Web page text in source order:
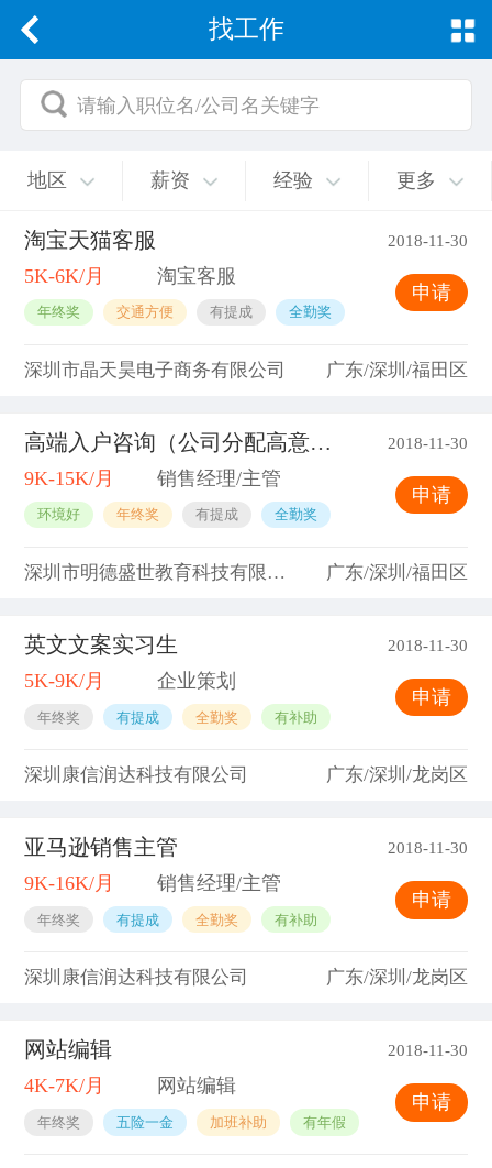
找工作
请输入职位名/公司名关键字
地区 薪资 经验 更多
淘宝天猫客服 2018-11-30
5K-6K/月 淘宝客服
年终奖 交通方便 有提成 全勤奖
申请
深圳市晶天昊电子商务有限公司 广东/深圳/福田区
高端入户咨询（公司分配高意向客户) 2018-11-30
9K-15K/月 销售经理/主管
环境好 年终奖 有提成 全勤奖
申请
深圳市明德盛世教育科技有限公司 广东/深圳/福田区
英文文案实习生 2018-11-30
5K-9K/月 企业策划
年终奖 有提成 全勤奖 有补助
申请
深圳康信润达科技有限公司 广东/深圳/龙岗区
亚马逊销售主管 2018-11-30
9K-16K/月 销售经理/主管
年终奖 有提成 全勤奖 有补助
申请
深圳康信润达科技有限公司 广东/深圳/龙岗区
网站编辑 2018-11-30
4K-7K/月 网站编辑
年终奖 五险一金 加班补助 有年假
申请